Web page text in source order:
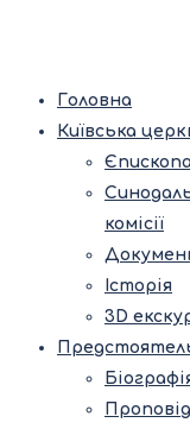
Головна
Київська
комісії
Історія
3D